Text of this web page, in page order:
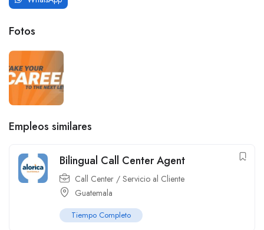
Fotos
Empleos similares
Bilingual Call Center Agent
Call Center / Servicio al Cliente
Guatemala
Tiempo Completo